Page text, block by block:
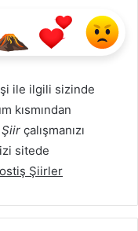
ile ilgili sizinde
kısmından
çalışmanızı
sitede
Şiirler